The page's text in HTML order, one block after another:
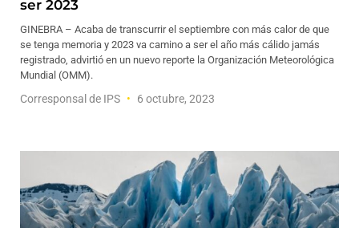
ser 2023
GINEBRA – Acaba de transcurrir el septiembre con más calor de que
se tenga memoria y 2023 va camino a ser el año más cálido jamás
registrado, advirtió en un nuevo reporte la Organización Meteorológica
Mundial (OMM).
Corresponsal de IPS 6 octubre, 2023